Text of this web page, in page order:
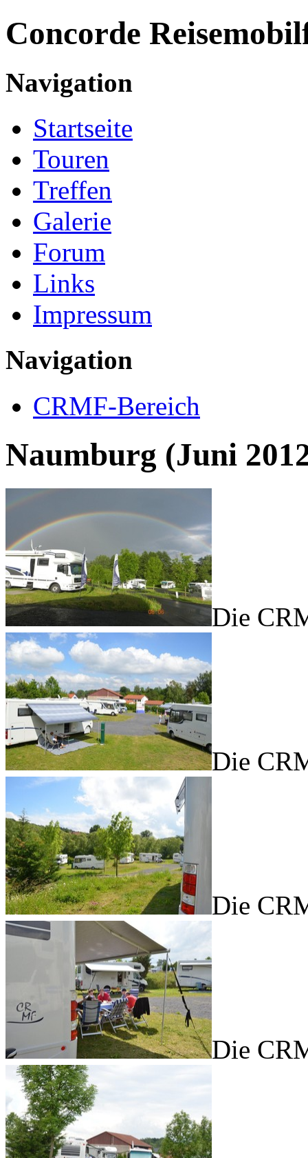
Concorde
Navigation
Startseite
Touren
Treffen
Galerie
Forum
Links
Impressum
Navigation
CRMF-Bereich
Naumburg (Juni
Die
Die
Die
Die